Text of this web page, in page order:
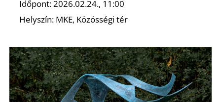
Időpont: 2026.02.24., 11:00
Helyszín: MKE, Közösségi tér